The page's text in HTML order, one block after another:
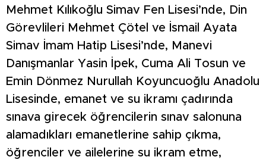
Mehmet Kılıkoğlu Simav Fen Lisesi’nde, Din
Görevlileri Mehmet Çötel ve İsmail Ayata
Simav İmam Hatip Lisesi’nde, Manevi
Danışmanlar Yasin İpek, Cuma Ali Tosun ve
Emin Dönmez Nurullah Koyuncuoğlu Anadolu
Lisesinde, emanet ve su ikramı çadırında
sınava girecek öğrencilerin sınav salonuna
alamadıkları emanetlerine sahip çıkma,
öğrenciler ve ailelerine su ikram etme,